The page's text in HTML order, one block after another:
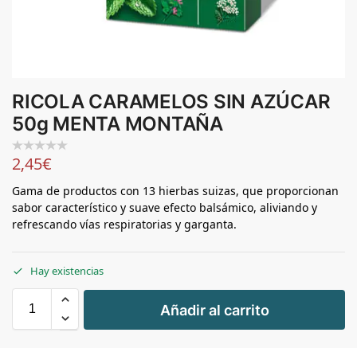
RICOLA CARAMELOS SIN AZÚCAR
50g MENTA MONTAÑA
2,45€
Gama de productos con 13 hierbas suizas, que proporcionan
sabor característico y suave efecto balsámico, aliviando y
refrescando vías respiratorias y garganta.
Hay existencias
+
-
Añadir al carrito